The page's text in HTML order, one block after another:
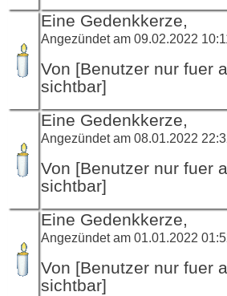
Eine Gedenkkerze,
Angezündet am 09.02.2022
Von [Benutzer nur fuer
sichtbar]
Eine Gedenkkerze,
Angezündet am 08.01.2022
Von [Benutzer nur fuer
sichtbar]
Eine Gedenkkerze,
Angezündet am 01.01.2022
Von [Benutzer nur fuer
sichtbar]